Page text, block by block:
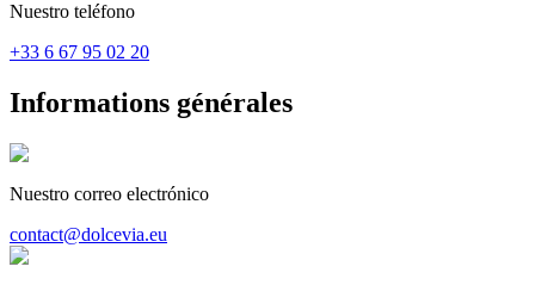
Nuestro teléfono
+33 6 67 95 02 20
Informations générales
Nuestro correo electrónico
contact@dolcevia.eu